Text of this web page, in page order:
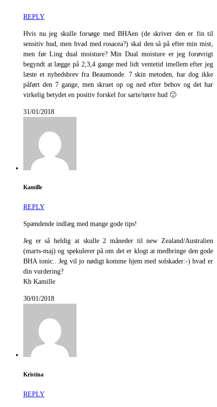
REPLY
Hvis nu jeg skulle forsøge med BHAen (de skriver den er fin til
sensitiv hud, men hvad med rosacea?) skal den så på efter min mist,
men før Ling dual moisture? Min Dual moisture er jeg forøvrigt
begyndt at lægge på 2,3,4 gange med lidt ventetid imellem efter jeg
læste et nyhedsbrev fra Beaumonde. 7 skin metoden, har dog ikke
påført den 7 gange, men skruet op og ned efter behov og det har
virkelig betydet en positiv forskel for sarte/tørre hud 🙂
31/01/2018
Kamille
REPLY
Spændende indlæg med mange gode tips!
Jeg er så heldig at skulle 2 måneder til new Zealand/Australien
(marts-maj) og spekulerer på om det er klogt at medbringe den gode
BHA tonic.. Jeg vil jo nødigt komme hjem med solskader:-) hvad er
din vurdering?
Kh Kamille
30/01/2018
Kristina
REPLY